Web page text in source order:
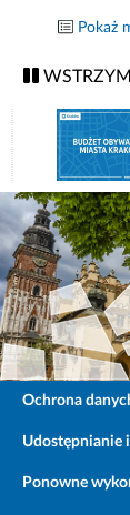
Pokaż
Ochrona
Udostępnianie
Ponowne